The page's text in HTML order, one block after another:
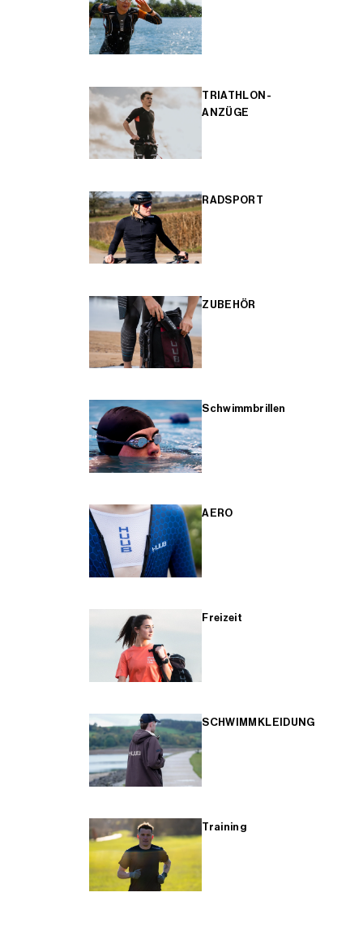
TRIATHLON-
ANZÜGE
RADSPORT
ZUBEHÖR
Schwimmbrillen
AERO
Freizeit
SCHWIMMKLEIDUNG
Training